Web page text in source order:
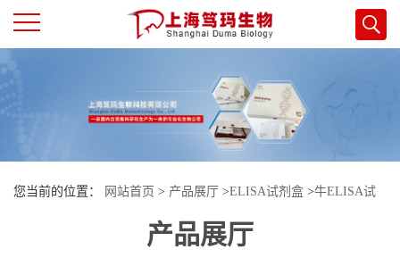
页
您当前的位置： 网站首页 > 产品展厅 >ELISA试剂盒 >牛ELISA试
牛烷基过氧化氢还原酶(AhpC)酶联免疫试剂盒
产品展厅